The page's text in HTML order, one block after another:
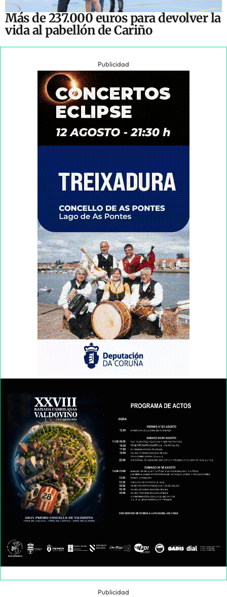
Más de 237.000 euros para devolver la
vida al pabellón de Cariño
Publicidad
Publicidad